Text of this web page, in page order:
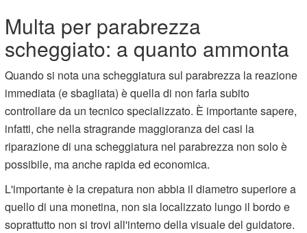
Multa per parabrezza
scheggiato: a quanto ammonta
Quando si nota una scheggiatura sul parabrezza la reazione
immediata (e sbagliata) è quella di non farla subito
controllare da un tecnico specializzato. È importante sapere,
infatti, che nella stragrande maggioranza dei casi la
riparazione di una scheggiatura nel parabrezza non solo è
possibile, ma anche rapida ed economica.
L'importante è la crepatura non abbia il diametro superiore a
quello di una monetina, non sia localizzato lungo il bordo e
soprattutto non si trovi all'interno della visuale del guidatore.